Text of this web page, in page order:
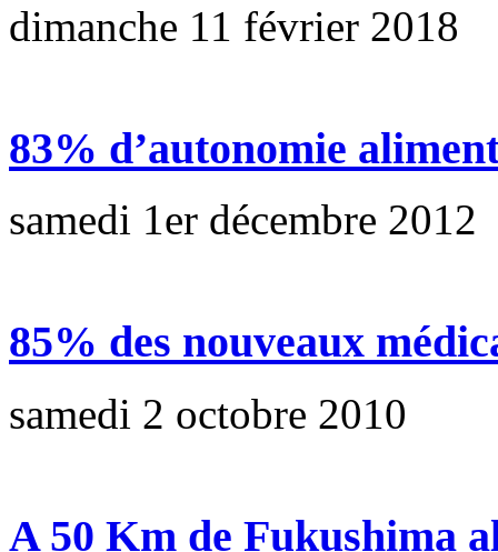
dimanche 11 février 2018
83% d’autonomie
samedi 1er décembre 2012
85% des nouveaux
samedi 2 octobre 2010
A 50 Km de Fukushima